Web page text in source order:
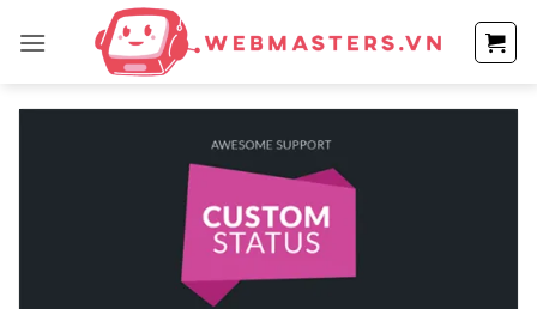
qua
dung